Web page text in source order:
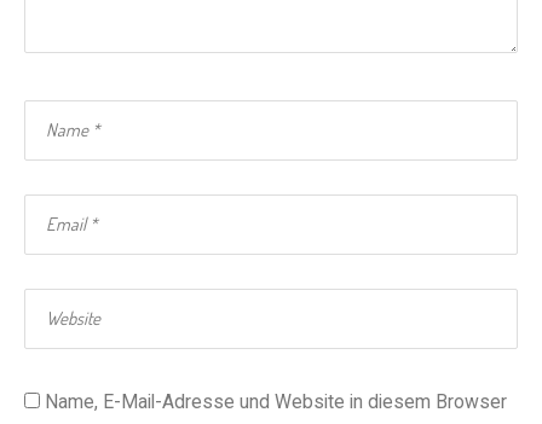
Name, E-Mail-Adresse und Website in diesem Browser